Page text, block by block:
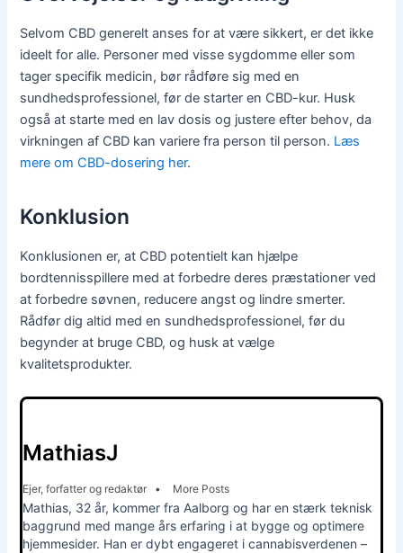
Selvom CBD generelt anses for at være sikkert, er det ikke
ideelt for alle. Personer med visse sygdomme eller som
tager specifik medicin, bør rådføre sig med en
sundhedsprofessionel, før de starter en CBD-kur. Husk
også at starte med en lav dosis og justere efter behov, da
virkningen af CBD kan variere fra person til person. Læs
mere om CBD-dosering her.
Konklusion
Konklusionen er, at CBD potentielt kan hjælpe
bordtennisspillere med at forbedre deres præstationer ved
at forbedre søvnen, reducere angst og lindre smerter.
Rådfør dig altid med en sundhedsprofessionel, før du
begynder at bruge CBD, og husk at vælge
kvalitetsprodukter.
MathiasJ
Ejer, forfatter og redaktør • More Posts
Mathias, 32 år, kommer fra Aalborg og har en stærk teknisk
baggrund med mange års erfaring i at bygge og optimere
hjemmesider. Han er dybt engageret i cannabisverdenen –